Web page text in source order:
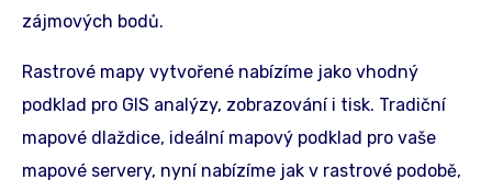
zájmových bodů.
Rastrové mapy vytvořené nabízíme jako vhodný
podklad pro GIS analýzy, zobrazování i tisk. Tradiční
mapové dlaždice, ideální mapový podklad pro vaše
mapové servery, nyní nabízíme jak v rastrové podobě,